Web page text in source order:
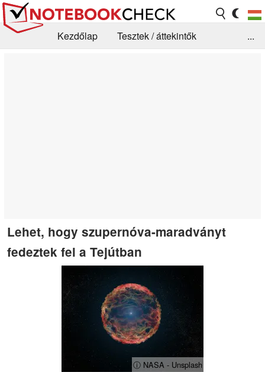
Kezdőlap
Tesztek / áttekintők
...
Lehet, hogy szupernóva-maradványt
fedeztek fel a Tejútban
ⓘ NASA - Unsplash